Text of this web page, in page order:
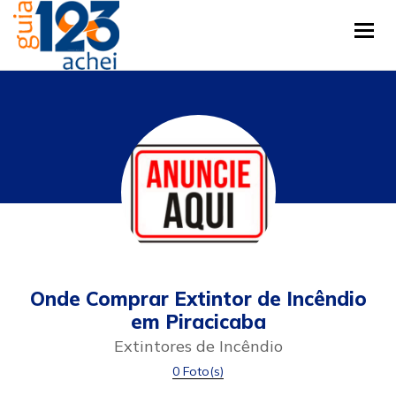
Onde Comprar Extintor de Incêndio
em Piracicaba
Extintores de Incêndio
0 Foto(s)